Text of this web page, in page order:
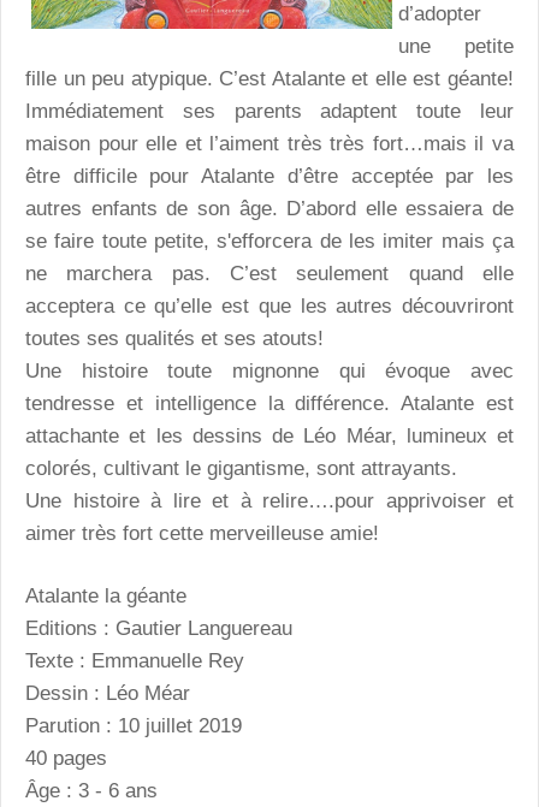
d’adopter
une petite
fille un peu atypique. C’est Atalante et elle est géante!
Immédiatement ses parents adaptent toute leur
maison pour elle et l’aiment très très fort…mais il va
être difficile pour Atalante d’être acceptée par les
autres enfants de son âge. D’abord elle essaiera de
se faire toute petite, s'efforcera de les imiter mais ça
ne marchera pas. C’est seulement quand elle
acceptera ce qu’elle est que les autres découvriront
toutes ses qualités et ses atouts!
Une histoire toute mignonne qui évoque avec
tendresse et intelligence la différence. Atalante est
attachante et les dessins de Léo Méar, lumineux et
colorés, cultivant le gigantisme, sont attrayants.
Une histoire à lire et à relire….pour apprivoiser et
aimer très fort cette merveilleuse amie!
Atalante la géante
Editions : Gautier Languereau
Texte : Emmanuelle Rey
Dessin : Léo Méar
Parution : 10 juillet 2019
40 pages
Âge : 3 - 6 ans